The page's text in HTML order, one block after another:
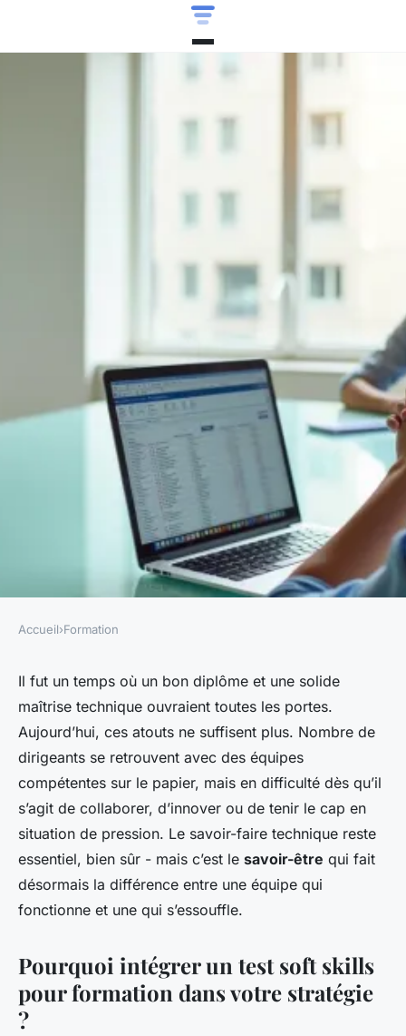
Test soft skills pour formation
: évaluez efficacement vos
talents
Tobie•22/05/2026 15:25•9 min de lecture
Accueil›Formation
Il fut un temps où un bon diplôme et une solide
maîtrise technique ouvraient toutes les portes.
Aujourd’hui, ces atouts ne suffisent plus. Nombre de
dirigeants se retrouvent avec des équipes
compétentes sur le papier, mais en difficulté dès qu’il
s’agit de collaborer, d’innover ou de tenir le cap en
situation de pression. Le savoir-faire technique reste
essentiel, bien sûr - mais c’est le savoir-être qui fait
désormais la différence entre une équipe qui
fonctionne et une qui s’essouffle.
Pourquoi intégrer un test soft skills
pour formation dans votre stratégie
?